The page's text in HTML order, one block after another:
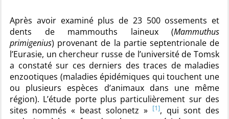
Après avoir examiné plus de 23 500 ossements et
dents de mammouths laineux (Mammuthus
primigenius) provenant de la partie septentrionale de
l’Eurasie, un chercheur russe de l’université de Tomsk
a constaté sur ces derniers des traces de maladies
enzootiques (maladies épidémiques qui touchent une
ou plusieurs espèces d’animaux dans une même
région). L’étude porte plus particulièrement sur des
sites nommés « beast solonetz » [1], qui sont des